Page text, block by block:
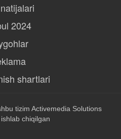
2024
shartlari
tizim Activemedia Solutions
chiqilgan